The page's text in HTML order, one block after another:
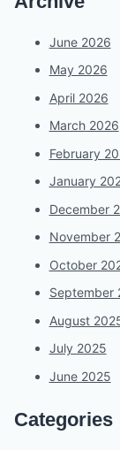
June 2026
May 2026
April 2026
March 2026
February
January
December
November
October
September
August
July 2025
June 2025
Categories